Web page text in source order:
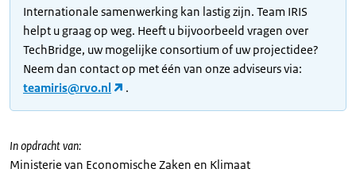
Internationale samenwerking kan lastig zijn. Team IRIS
helpt u graag op weg. Heeft u bijvoorbeeld vragen over
TechBridge, uw mogelijke consortium of uw projectidee?
Neem dan contact op met één van onze adviseurs via:
teamiris@rvo.nl
.
In opdracht van:
Ministerie van Economische Zaken en Klimaat